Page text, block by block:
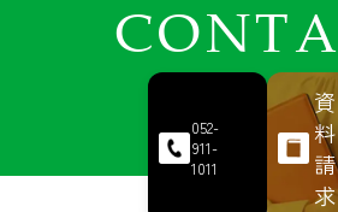
052-
911-
1011
資
料
請
求